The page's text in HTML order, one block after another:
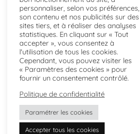
personnaliser, selon vos préférences,
son contenu et nos publicités sur des
sites tiers, et à réaliser des analyses
statistiques. En cliquant sur « Tout
accepter », vous consentez à
l'utilisation de tous les cookies.
Cependant, vous pouvez visiter les
« Paramètres des cookies » pour
fournir un consentement contrôlé.
Politique de confidentialité
Paramétrer les cookies
Accepter tous les cookies